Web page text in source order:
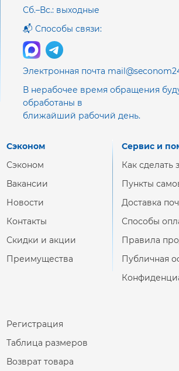
Сб.–Вс.: выходные
📬 Способы связи:
Электронная почта
В нерабочее время обращения
обработаны в
ближайший рабочий день.
Сэконом
Сэконом
Вакансии
Новости
Контакты
Скидки и акции
Преимущества
Сервис и
Как сделать
Пункты
Доставка
Способы
Правила
Публичная
Регистрация
Таблица размеров
Возврат товара